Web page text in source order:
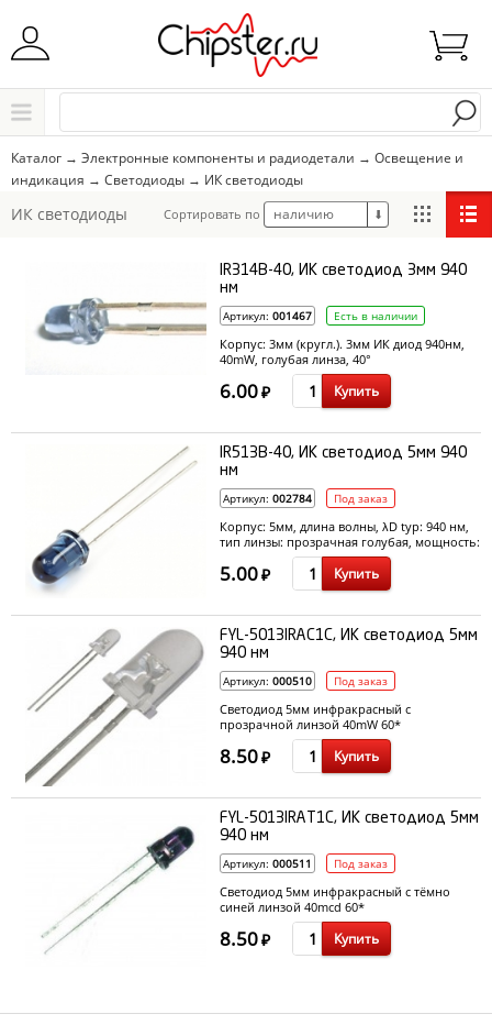
Начните водить название города..
Выбрать
Каталог → Электронные компоненты и радиодетали → Освещение и
индикация → Светодиоды → ИК светодиоды
ИК светодиоды Сортировать по наличию ⬇
IR314B-40, ИК светодиод 3мм 940
нм
Артикул: 001467 Есть в наличии
Корпус: 3мм (кругл.). 3мм ИК диод 940нм,
40mW, голубая линза, 40°
6.00₽ Купить
IR513B-40, ИК светодиод 5мм 940
нм
Артикул: 002784 Под заказ
Корпус: 5мм, длина волны, λD typ: 940 нм,
тип линзы: прозрачная голубая, мощность:
40 мВт, угол обзора: 40 °
5.00₽ Купить
FYL-5013IRAC1C, ИК светодиод 5мм
940 нм
Артикул: 000510 Под заказ
Светодиод 5мм инфракрасный с
прозрачной линзой 40mW 60*
8.50₽ Купить
FYL-5013IRAT1C, ИК светодиод 5мм
940 нм
Артикул: 000511 Под заказ
Светодиод 5мм инфракрасный с тёмно
синей линзой 40mcd 60*
8.50₽ Купить